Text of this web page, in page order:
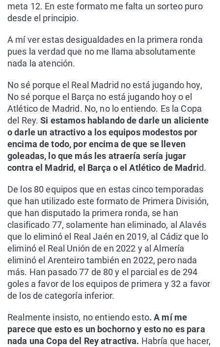
meta 12. En este formato me falta un sorteo puro
desde el principio.
A mí ver estas desigualdades en la primera ronda
pues la verdad que no me llama absolutamente
nada la atención.
No sé porque el Real Madrid no está jugando hoy,
No sé porque el Barça no está jugando hoy o el
Atlético de Madrid. No, no lo entiendo. Es la Copa
del Rey.Si estamos hablando de darle un aliciente
o darle un atractivo a los equipos modestos por
encima de todo, por encima de que se lleven
goleadas, lo que más les atraería sería jugar
contra el Madrid, el Barça o el Atlético de Madrid.
De los 80 equipos que en estas cinco temporadas
que han utilizado este formato de Primera División,
que han disputado la primera ronda, se han
clasificado 77, solamente han eliminado, al Alavés
que lo eliminó el Real Jaén en 2019, al Cádiz que lo
eliminó el Real Unión de en 2022 y al Almería
eliminó el Arenteiro también en 2022, pero nada
más. Han pasado 77 de 80 y el parcial es de 294
goles a favor de los equipos de primera y 32 a favor
de los de categoría inferior.
Realmente insisto, no entiendo esto. A mí me
parece que esto es un bochorno y esto no es para
nada una Copa del Rey atractiva. Habría que hacer,